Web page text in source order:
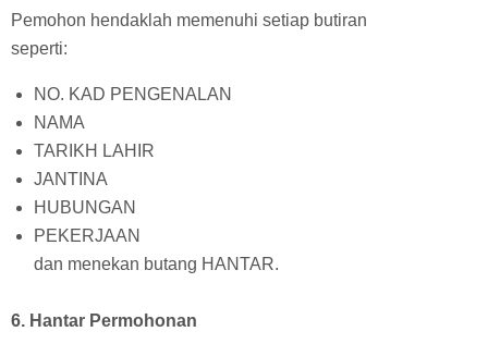
Pemohon hendaklah memenuhi setiap butiran
seperti:
NO. KAD PENGENALAN
NAMA
TARIKH LAHIR
JANTINA
HUBUNGAN
PEKERJAAN
dan menekan butang HANTAR.
6. Hantar Permohonan